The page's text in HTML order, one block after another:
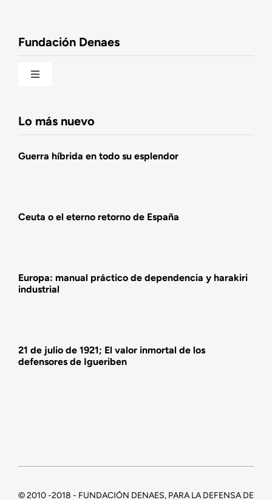
Fundación Denaes
Toggle
Lo más nuevo
Guerra híbrida en todo su esplendor
Ceuta o el eterno retorno de España
Europa: manual práctico de dependencia y harakiri
industrial
21 de julio de 1921; El valor inmortal de los
defensores de Igueriben
© 2010 -2018 - FUNDACIÓN DENAES, PARA LA DEFENSA DE